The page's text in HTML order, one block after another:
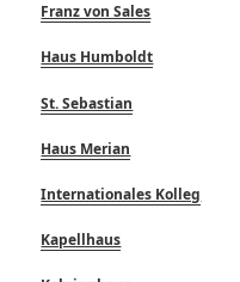
Franz von Sales
Haus Humboldt
St. Sebastian
Haus Merian
Internationales Kolleg
Kapellhaus